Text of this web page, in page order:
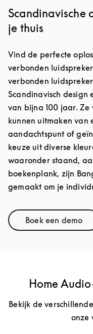
Scandinavische
je thuis
Vind de perfecte
verbonden
verbonden
Scandinavisch design
van bijna 100 jaar.
kunnen uitmaken van
aandachtspunt of
keuze uit diverse
waaronder staand,
boekenplank, zijn
gemaakt om je
Boek een demo
Link
Home
Bekijk de
onze